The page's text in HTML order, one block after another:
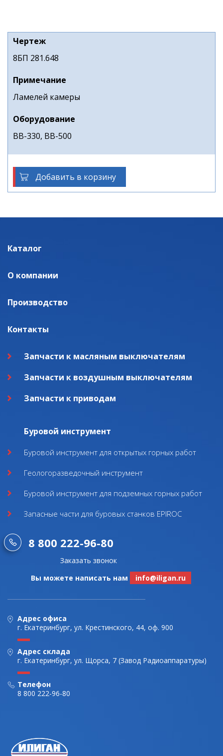
Чертеж
8БП 281.648
Примечание
Ламелей камеры
Оборудование
ВВ-330, ВВ-500
Добавить в корзину
Каталог
О компании
Производство
Контакты
Запчасти к масляным выключателям
Запчасти к воздушным выключателям
Запчасти к приводам
Буровой инструмент
Буровой инструмент для открытых горных работ
Геологоразведочный инструмент
Буровой инструмент для подземных горных работ
Запасные части для буровых станков EPIROC
8 800 222-96-80
Заказать звонок
Вы можете написать нам
info@iligan.ru
Адрес офиса
г. Екатеринбург, ул. Крестинского, 44, оф. 900
Адрес склада
г. Екатеринбург, ул. Щорса, 7 (Завод Радиоаппаратуры)
Телефон
8 800 222-96-80